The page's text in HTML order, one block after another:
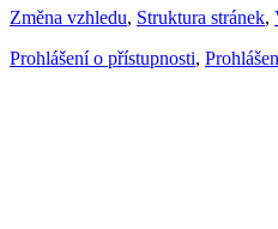
Změna vzhledu, Struktura stránek,
Prohlášení o přístupnosti,